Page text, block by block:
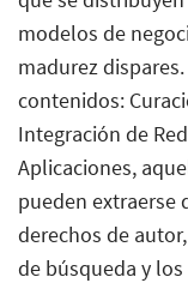
modelos de
madurez
contenidos:
Integración de
Aplicaciones,
pueden extraerse
derechos de
de búsqueda y